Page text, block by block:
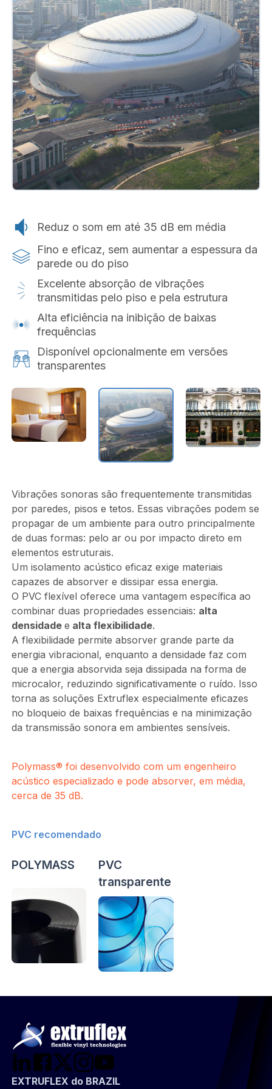
Reduz o som em até 35 dB em média
Fino e eficaz, sem aumentar a espessura da
parede ou do piso
Excelente absorção de vibrações
transmitidas pelo piso e pela estrutura
Alta eficiência na inibição de baixas
frequências
Disponível opcionalmente em versões
transparentes
Vibrações sonoras são frequentemente transmitidas
por paredes, pisos e tetos. Essas vibrações podem se
propagar de um ambiente para outro principalmente
de duas formas: pelo ar ou por impacto direto em
elementos estruturais.
Um isolamento acústico eficaz exige materiais
capazes de absorver e dissipar essa energia.
O PVC flexível oferece uma vantagem específica ao
combinar duas propriedades essenciais: alta
densidade e alta flexibilidade.
A flexibilidade permite absorver grande parte da
energia vibracional, enquanto a densidade faz com
que a energia absorvida seja dissipada na forma de
microcalor, reduzindo significativamente o ruído. Isso
torna as soluções Extruflex especialmente eficazes
no bloqueio de baixas frequências e na minimização
da transmissão sonora em ambientes sensíveis.
Polymass® foi desenvolvido com um engenheiro
acústico especializado e pode absorver, em média,
cerca de 35 dB.
PVC recomendado
POLYMASS
PVC
transparente
EXTRUFLEX do BRAZIL